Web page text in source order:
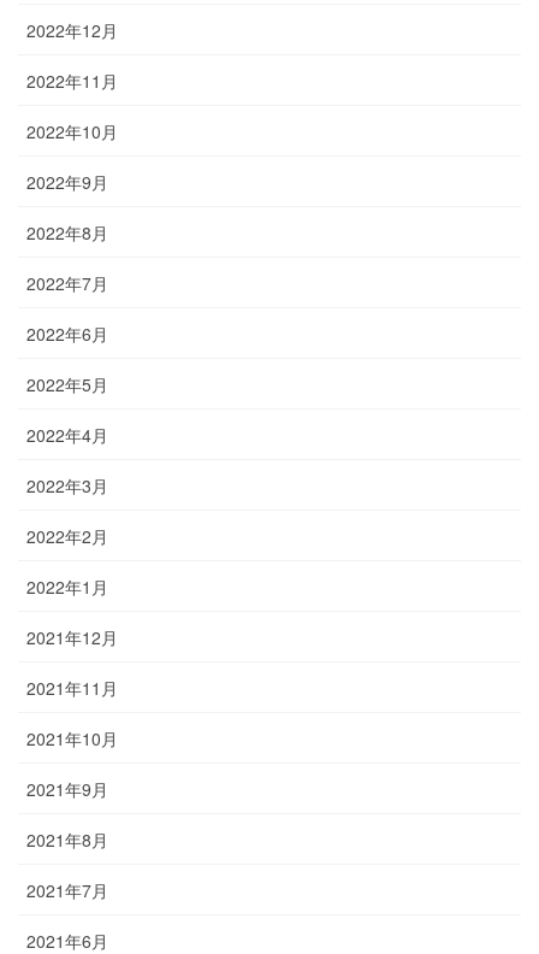
2022年12月
2022年11月
2022年10月
2022年9月
2022年8月
2022年7月
2022年6月
2022年5月
2022年4月
2022年3月
2022年2月
2022年1月
2021年12月
2021年11月
2021年10月
2021年9月
2021年8月
2021年7月
2021年6月